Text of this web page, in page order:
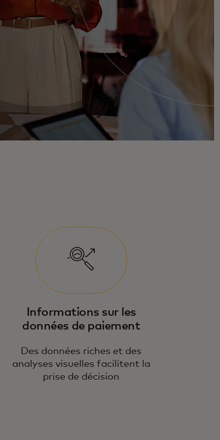
Informations sur les
données de paiement
Des données riches et des
analyses visuelles facilitent la
prise de décision